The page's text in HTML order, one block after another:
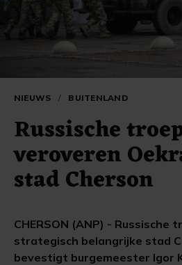
NIEUWS / BUITENLAND
Russische
veroveren
stad Cherson
CHERSON (ANP) - Russische
strategisch belangrijke stad
bevestigt burgemeester Igor